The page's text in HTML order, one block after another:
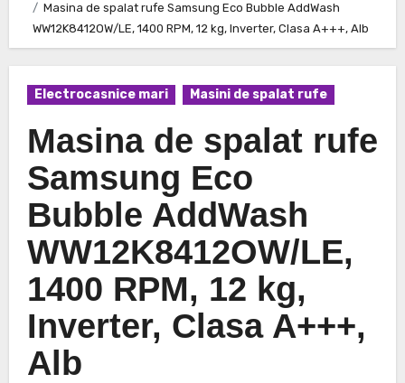
Masina de spalat rufe Samsung Eco Bubble AddWash
WW12K8412OW/LE, 1400 RPM, 12 kg, Inverter, Clasa A+++, Alb
Electrocasnice mari Masini de spalat rufe
Masina de spalat rufe
Samsung Eco
Bubble AddWash
WW12K8412OW/LE,
1400 RPM, 12 kg,
Inverter, Clasa A+++,
Alb